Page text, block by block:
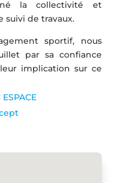
la collectivité et
suivi de travaux.
sportif, nous
par sa confiance
implication sur ce
ESPACE